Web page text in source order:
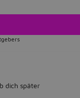
dich später